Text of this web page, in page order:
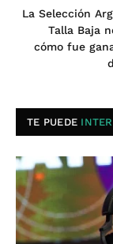
La Selección
Talla Baja
cómo fue
TE PUEDE